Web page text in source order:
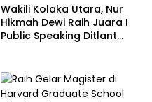
Wakili Kolaka Utara, Nur
Hikmah Dewi Raih Juara I
Public Speaking Ditlantas
Bhayangkara ke-80